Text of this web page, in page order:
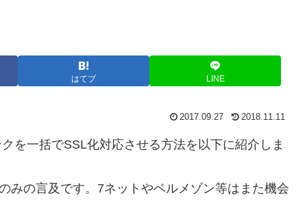
はてブ LINE
2017.09.27 2018.11.11
を一括でSSL化対応させる方法を以下に紹介しま
みの言及です。7ネットやベルメゾン等はまた機会